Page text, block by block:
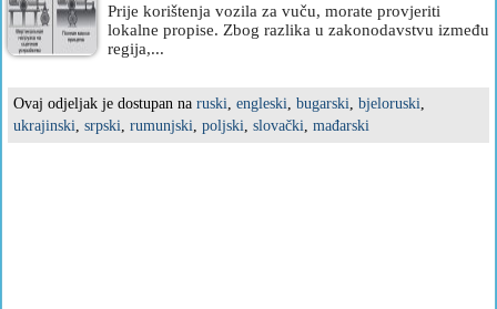
Prije korištenja vozila za vuču, morate provjeriti
lokalne propise. Zbog razlika u zakonodavstvu između
regija,...
Ovaj odjeljak je dostupan na ruski, engleski, bugarski, bjeloruski,
ukrajinski, srpski, rumunjski, poljski, slovački, mađarski